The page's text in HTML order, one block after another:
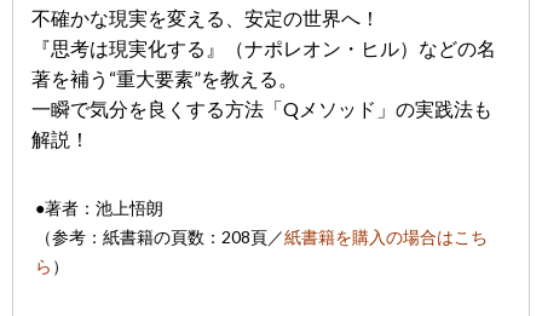
不確かな現実を変える、安定の世界へ！
『思考は現実化する』（ナポレオン・ヒル）などの名
著を補う“重大要素”を教える。
一瞬で気分を良くする方法「Qメソッド」の実践法も
解説！
●著者：池上悟朗
（参考：紙書籍の頁数：208頁／紙書籍を購入の場合はこち
ら ）